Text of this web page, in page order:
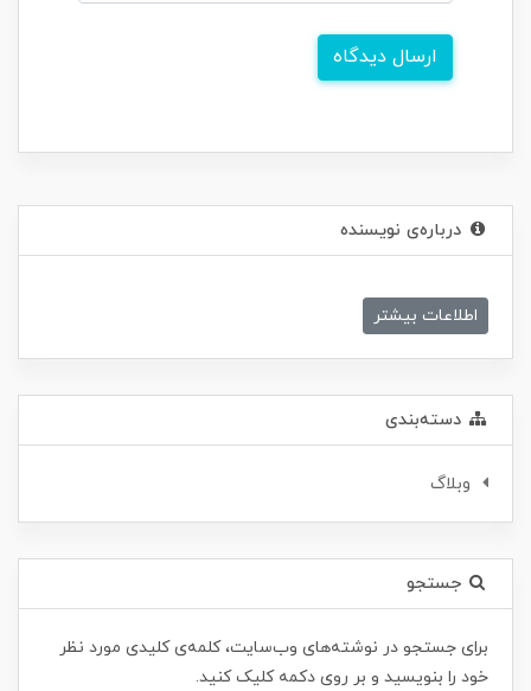
ارسال دیدگاه
درباره‌ی نویسنده
اطلاعات بیشتر
دسته‌بندی
وبلاگ
جستجو
برای جستجو در نوشته‌های وب‌سایت، کلمه‌ی کلیدی مورد نظر
خود را بنویسید و بر روی دکمه کلیک کنید.